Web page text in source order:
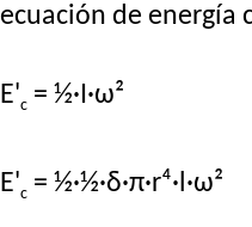
ecuación de energía
E'c = ½·I·ω²
E'c = ½·½·δ·π·r⁴·l·ω²